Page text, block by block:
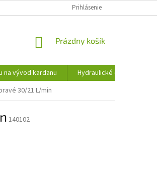
INFORMÁCIE O SÚBOROCH COOKIES
Prihlásenie
NÁKUPNÝ
Prázdny košík
na vývod kardanu
Hydraulické čerpadlá
30/21 L/min
140102